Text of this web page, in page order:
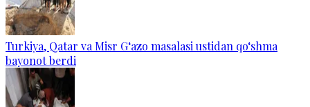
Turkiya, Qatar va Misr G‘azo masalasi ustidan qo‘shma
bayonot berdi